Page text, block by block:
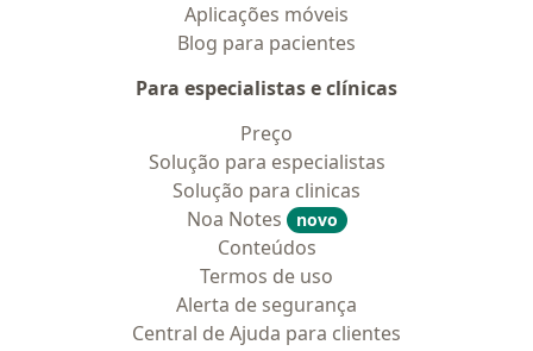
Aplicações móveis
Blog para pacientes
Para especialistas e clínicas
Preço
Solução para especialistas
Solução para clinicas
Noa Notes
novo
Conteúdos
Termos de uso
Alerta de segurança
Central de Ajuda para clientes